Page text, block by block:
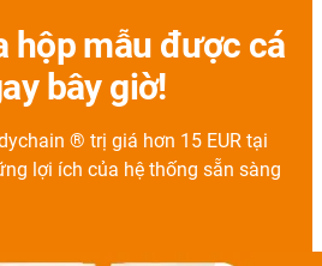
hộp mẫu được cá
bây giờ!
® trị giá hơn 15 EUR tại
lợi ích của hệ thống sẵn sàng